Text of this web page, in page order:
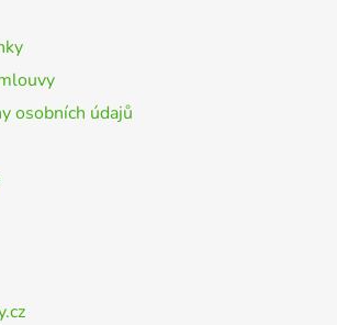
osobních údajů